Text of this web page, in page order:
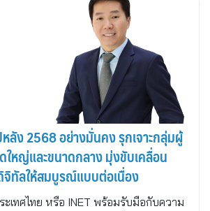
ลัง 2568 อย่างมั่นคง รุกเจาะกลุ่มผู้
ใหญ่และขนาดกลาง มุ่งขับเคลื่อน
ทัลให้สมบูรณ์แบบต่อเนื่อง
ะเทศไทย หรือ INET พร้อมรับมือกับความ